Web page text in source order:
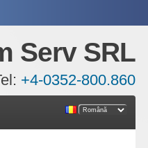
Serv SRL
+4-0352-800.860